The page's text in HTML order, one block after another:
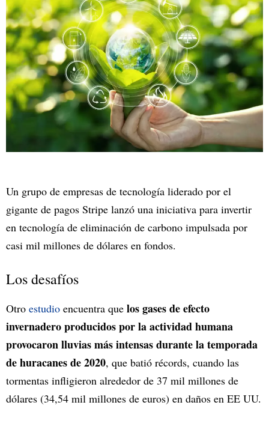
Un grupo de empresas de tecnología liderado por el
gigante de pagos Stripe lanzó una iniciativa para invertir
en tecnología de eliminación de carbono impulsada por
casi mil millones de dólares en fondos.
Los desafíos
Otro estudio encuentra que los gases de efecto
invernadero producidos por la actividad humana
provocaron lluvias más intensas durante la temporada
de huracanes de 2020, que batió récords, cuando las
tormentas infligieron alrededor de 37 mil millones de
dólares (34,54 mil millones de euros) en daños en EE UU.